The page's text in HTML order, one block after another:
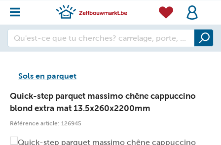
Sols en parquet
Quick-step parquet massimo chêne cappuccino
blond extra mat 13.5x260x2200mm
Référence article: 126945